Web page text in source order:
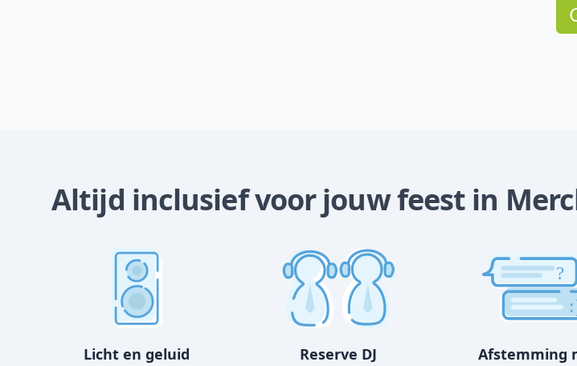
Altijd inclusief voor jouw feest in
Licht en geluid Reserve DJ
?
Afstemming